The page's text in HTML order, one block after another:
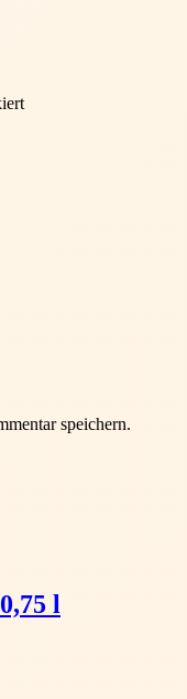
speichern.
l